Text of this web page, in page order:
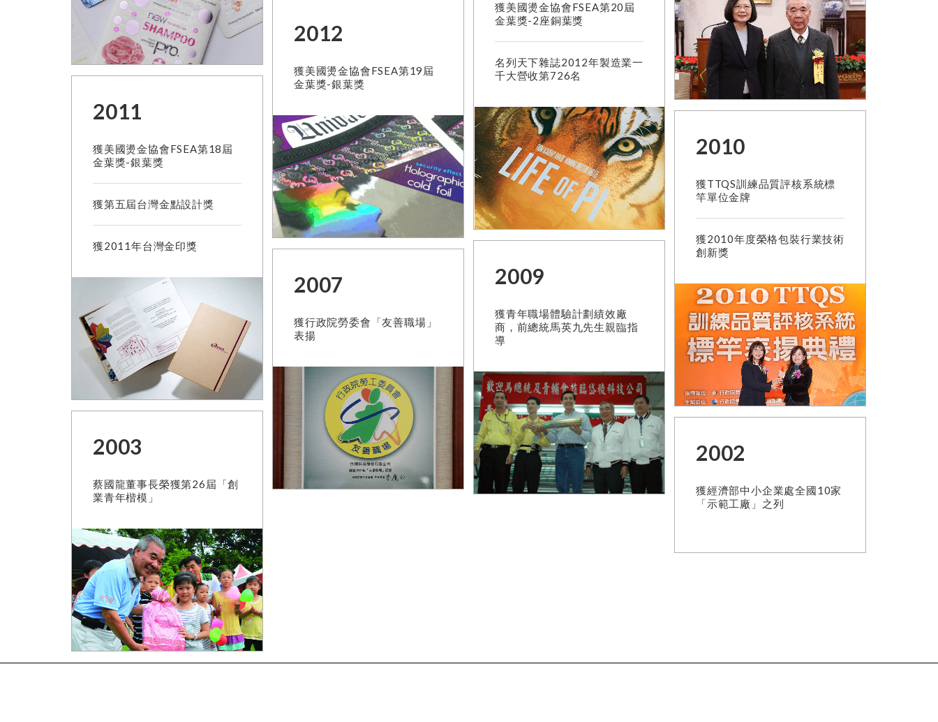
獲美國燙金協會FSEA第20屆
金葉獎-2座銅葉獎
名列天下雜誌2012年製造業一
千大營收第726名
2012
獲美國燙金協會FSEA第19屆
金葉獎-銀葉獎
2011
獲美國燙金協會FSEA第18屆
金葉獎-銀葉獎
獲第五屆台灣金點設計獎
獲2011年台灣金印獎
2010
獲TTQS訓練品質評核系統標
竿單位金牌
獲2010年度榮格包裝行業技術
創新獎
2009
獲青年職場體驗計劃績效廠
商，前總統馬英九先生親臨指
導
2007
獲行政院勞委會「友善職場」
表揚
2003
蔡國龍董事長榮獲第26屆「創
業青年楷模」
2002
獲經濟部中小企業處全國10家
「示範工廠」之列